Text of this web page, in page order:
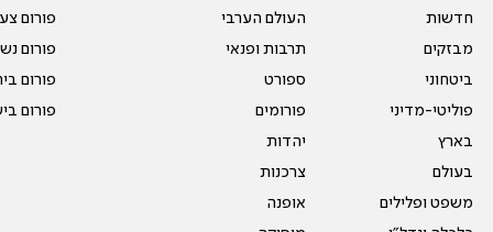
חדשות
מבזקים
ביטחוני
פוליטי-מדיני
בארץ
בעולם
משפט ופלילים
העולם הערבי
תרבות ופנאי
ספורט
פורומים
יהדות
צרכנות
אופנה
פורום
פורום
פורום
פורום